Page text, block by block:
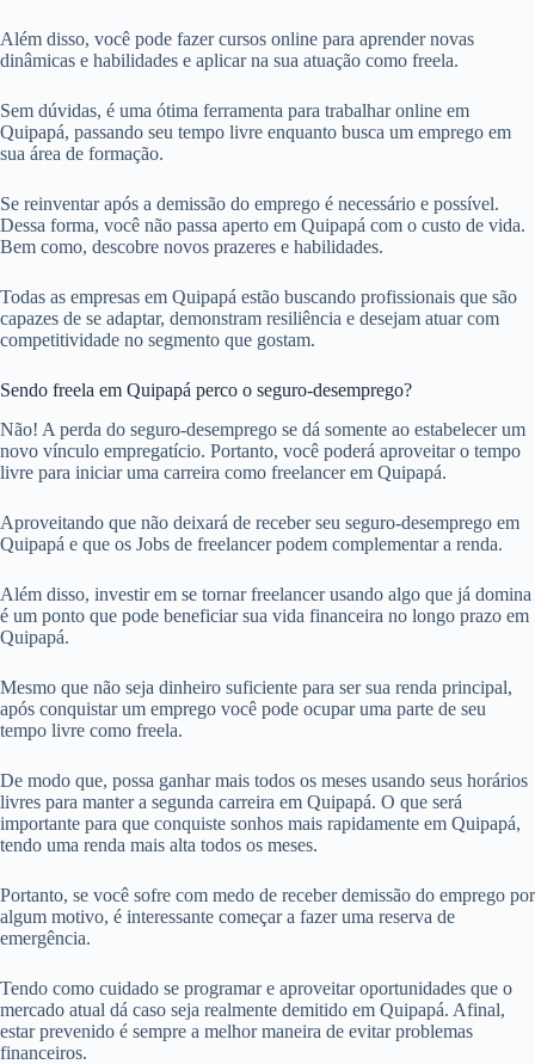
Além disso, você pode fazer cursos online para aprender novas
dinâmicas e habilidades e aplicar na sua atuação como freela.
Sem dúvidas, é uma ótima ferramenta para trabalhar online em
Quipapá, passando seu tempo livre enquanto busca um emprego em
sua área de formação.
Se reinventar após a demissão do emprego é necessário e possível.
Dessa forma, você não passa aperto em Quipapá com o custo de vida.
Bem como, descobre novos prazeres e habilidades.
Todas as empresas em Quipapá estão buscando profissionais que são
capazes de se adaptar, demonstram resiliência e desejam atuar com
competitividade no segmento que gostam.
Sendo freela em Quipapá perco o seguro-desemprego?
Não! A perda do seguro-desemprego se dá somente ao estabelecer um
novo vínculo empregatício. Portanto, você poderá aproveitar o tempo
livre para iniciar uma carreira como freelancer em Quipapá.
Aproveitando que não deixará de receber seu seguro-desemprego em
Quipapá e que os Jobs de freelancer podem complementar a renda.
Além disso, investir em se tornar freelancer usando algo que já domina
é um ponto que pode beneficiar sua vida financeira no longo prazo em
Quipapá.
Mesmo que não seja dinheiro suficiente para ser sua renda principal,
após conquistar um emprego você pode ocupar uma parte de seu
tempo livre como freela.
De modo que, possa ganhar mais todos os meses usando seus horários
livres para manter a segunda carreira em Quipapá. O que será
importante para que conquiste sonhos mais rapidamente em Quipapá,
tendo uma renda mais alta todos os meses.
Portanto, se você sofre com medo de receber demissão do emprego por
algum motivo, é interessante começar a fazer uma reserva de
emergência.
Tendo como cuidado se programar e aproveitar oportunidades que o
mercado atual dá caso seja realmente demitido em Quipapá. Afinal,
estar prevenido é sempre a melhor maneira de evitar problemas
financeiros.